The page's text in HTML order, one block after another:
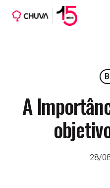
A
28/